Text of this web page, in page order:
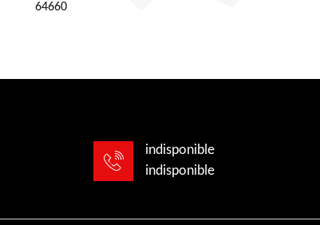
64660
indisponible
indisponible